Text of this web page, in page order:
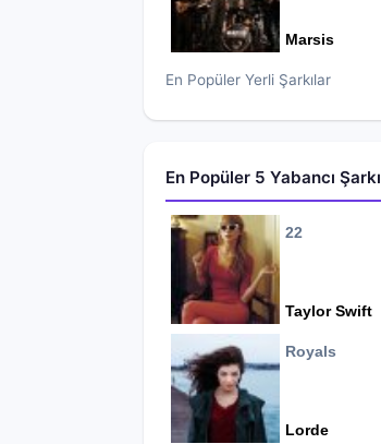
Marsis
En Popüler Yerli Şarkılar
En Popüler 5 Yabancı Şarkı
22
Taylor Swift
Royals
Lorde